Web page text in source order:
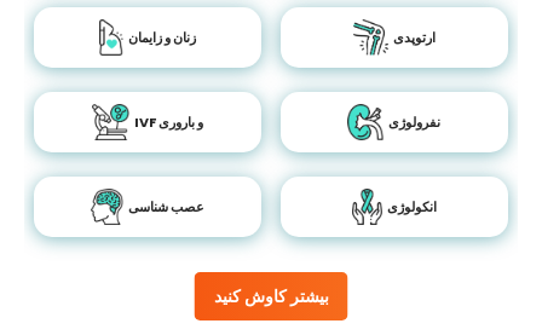
بیشتر کاوش کنید
زنان و زایمان ارتوپدی
IVF و باروری نفرولوژی
عصب شناسی انکولوژی